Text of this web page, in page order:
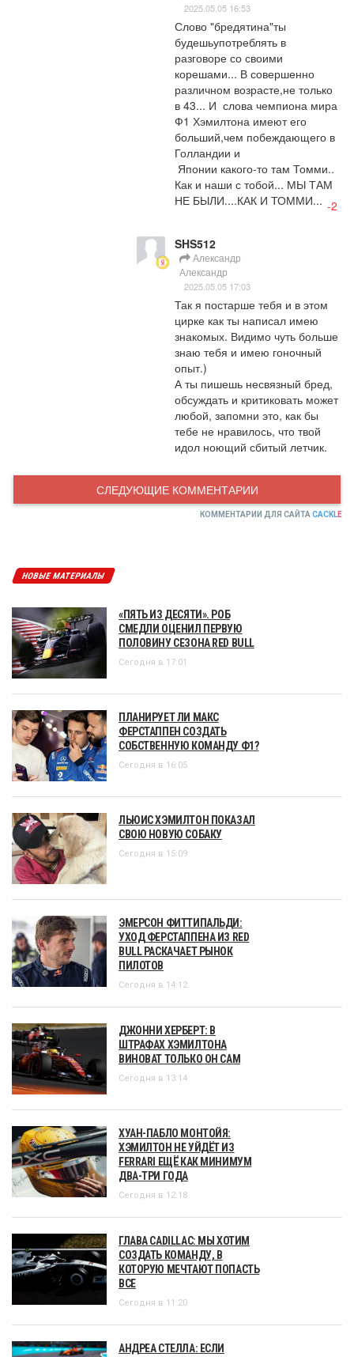
2025.05.05 16:53
Слово "бредятина"ты
будешьупотреблять в
разговоре со своими
корешами... В совершенно
различном возрасте,не только
в 43... И  слова чемпиона мира
Ф1 Хэмилтона имеют его
больший,чем побеждающего в
Голландии и
Как и наши с тобой... МЫ ТАМ
НЕ БЫЛИ....КАК И ТОММИ... -2
SHS512
Александр
Александр
2025.05.05 17:03
Так я постарше тебя и в этом
цирке как ты написал имею
знакомых. Видимо чуть больше
знаю тебя и имею гоночный
опыт.)
А ты пишешь несвязный бред,
обсуждать и критиковать может
любой, запомни это, как бы
тебе не нравилось, что твой
идол ноющий сбитый летчик.
СЛЕДУЮЩИЕ КОММЕНТАРИИ
КОММЕНТАРИИ ДЛЯ САЙТА CACKLE
НОВЫЕ МАТЕРИАЛЫ
«ПЯТЬ ИЗ ДЕСЯТИ». РОБ
СМЕДЛИ ОЦЕНИЛ ПЕРВУЮ
ПОЛОВИНУ СЕЗОНА RED BULL
Сегодня в 17:01
ПЛАНИРУЕТ ЛИ МАКС
ФЕРСТАППЕН СОЗДАТЬ
СОБСТВЕННУЮ КОМАНДУ Ф1?
Сегодня в 16:05
ЛЬЮИС ХЭМИЛТОН ПОКАЗАЛ
СВОЮ НОВУЮ СОБАКУ
Сегодня в 15:09
ЭМЕРСОН ФИТТИПАЛЬДИ:
УХОД ФЕРСТАППЕНА ИЗ RED
BULL РАСКАЧАЕТ РЫНОК
ПИЛОТОВ
Сегодня в 14:12
ДЖОННИ ХЕРБЕРТ: В
ШТРАФАХ ХЭМИЛТОНА
ВИНОВАТ ТОЛЬКО ОН САМ
Сегодня в 13:14
ХУАН-ПАБЛО МОНТОЙЯ:
ХЭМИЛТОН НЕ УЙДЁТ ИЗ
FERRARI ЕЩЁ КАК МИНИМУМ
ДВА-ТРИ ГОДА
Сегодня в 12:18
ГЛАВА CADILLAC: МЫ ХОТИМ
СОЗДАТЬ КОМАНДУ, В
КОТОРУЮ МЕЧТАЮТ ПОПАСТЬ
ВСЕ
Сегодня в 11:20
АНДРЕА СТЕЛЛА: ЕСЛИ